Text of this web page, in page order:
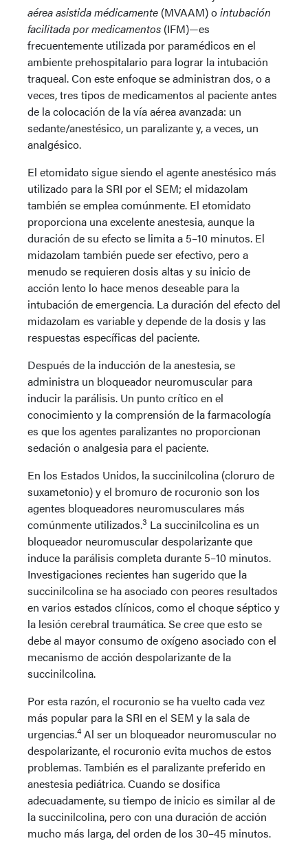
aérea asistida médicamente (MVAAM) ointubación
facilitada por medicamentos (IFM)—es
frecuentemente utilizada por paramédicos en el
ambiente prehospitalario para lograr la intubación
traqueal. Con este enfoque se administran dos, o a
veces, tres tipos de medicamentos al paciente antes
de la colocación de la vía aérea avanzada: un
sedante/anestésico, un paralizante y, a veces, un
analgésico.
El etomidato sigue siendo el agente anestésico más
utilizado para la SRI por el SEM; el midazolam
también se emplea comúnmente. El etomidato
proporciona una excelente anestesia, aunque la
duración de su efecto se limita a 5–10 minutos. El
midazolam también puede ser efectivo, pero a
menudo se requieren dosis altas y su inicio de
acción lento lo hace menos deseable para la
intubación de emergencia. La duración del efecto del
midazolam es variable y depende de la dosis y las
respuestas específicas del paciente.
Después de la inducción de la anestesia, se
administra un bloqueador neuromuscular para
inducir la parálisis. Un punto crítico en el
conocimiento y la comprensión de la farmacología
es que los agentes paralizantes no proporcionan
sedación o analgesia para el paciente.
En los Estados Unidos, la succinilcolina (cloruro de
suxametonio) y el bromuro de rocuronio son los
agentes bloqueadores neuromusculares más
comúnmente utilizados.3 La succinilcolina es un
bloqueador neuromuscular despolarizante que
induce la parálisis completa durante 5–10 minutos.
Investigaciones recientes han sugerido que la
succinilcolina se ha asociado con peores resultados
en varios estados clínicos, como el choque séptico y
la lesión cerebral traumática. Se cree que esto se
debe al mayor consumo de oxígeno asociado con el
mecanismo de acción despolarizante de la
succinilcolina.
Por esta razón, el rocuronio se ha vuelto cada vez
más popular para la SRI en el SEM y la sala de
urgencias.4Al ser un bloqueador neuromuscular no
despolarizante, el rocuronio evita muchos de estos
problemas. También es el paralizante preferido en
anestesia pediátrica. Cuando se dosifica
adecuadamente, su tiempo de inicio es similar al de
la succinilcolina, pero con una duración de acción
mucho más larga, del orden de los 30–45 minutos.